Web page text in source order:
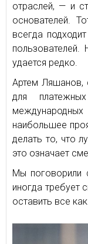
отраслей, — и
основателей.
всегда
пользователей.
удается редко.
Артем Ляшанов,
для
наибольшее
делать то, что
это означает
Мы поговорили
иногда требует
оставить все